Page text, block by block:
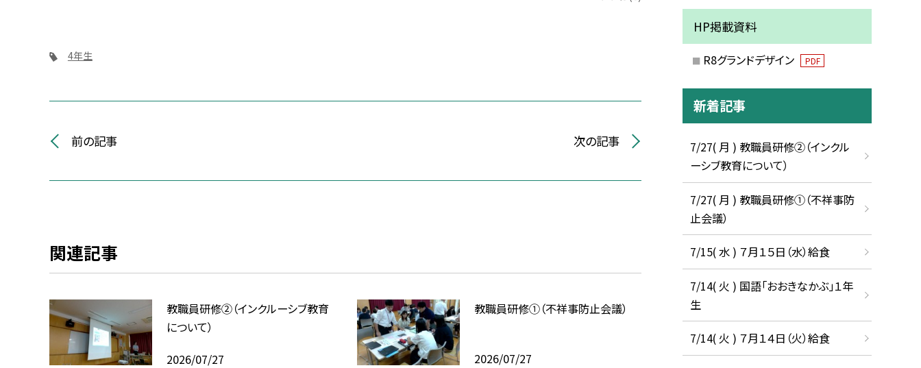
4年生
前の記事 次の記事
関連記事
教職員研修②（インクルーシブ教育
について）
2026/07/27
教職員研修①（不祥事防止会議）
2026/07/27
HP掲載資料
R8グランドデザイン PDF
新着記事
7/27( 月 ) 教職員研修②（インクル
ーシブ教育について）
7/27( 月 ) 教職員研修①（不祥事防
止会議）
7/15( 水 ) ７月１５日（水）給食
7/14( 火 ) 国語「おおきなかぶ」１年
生
7/14( 火 ) ７月１４日（火）給食